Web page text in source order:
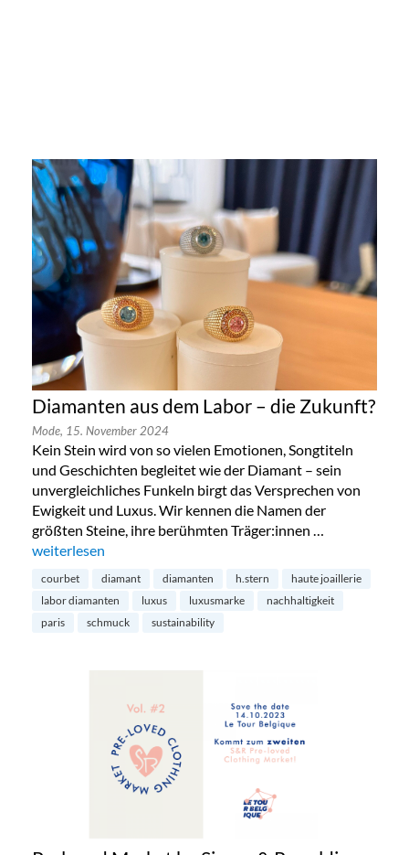
Diamanten aus dem Labor – die Zukunft?
Mode, 15. November 2024
Kein Stein wird von so vielen Emotionen, Songtiteln
und Geschichten begleitet wie der Diamant – sein
unvergleichliches Funkeln birgt das Versprechen von
Ewigkeit und Luxus. Wir kennen die Namen der
größten Steine, ihre berühmten Träger:innen …
„Diamanten aus dem Labor – die Zukunft?“
weiterlesen
courbet diamant diamanten h.stern
haute joaillerie
labor diamanten
luxus luxusmarke
nachhaltigkeit
paris
schmuck sustainability